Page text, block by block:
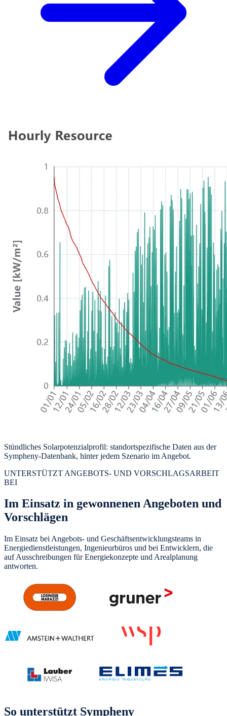
Stündliches Solarpotenzialprofil: standortspezifische Daten aus der
Sympheny-Datenbank, hinter jedem Szenario im Angebot.
UNTERSTÜTZT ANGEBOTS- UND VORSCHLAGSARBEIT
BEI
Im Einsatz in gewonnenen Angeboten und
Vorschlägen
Im Einsatz bei Angebots- und Geschäftsentwicklungsteams in
Energiedienstleistungen, Ingenieurbüros und bei Entwicklern, die
auf Ausschreibungen für Energiekonzepte und Arealplanung
antworten.
So unterstützt Sympheny